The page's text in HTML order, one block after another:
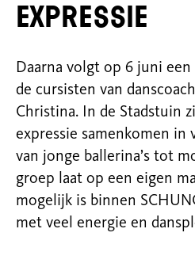
expressie
Daarna volgt op 6 juni een
de cursisten van
Christina. In de Stadstuin
expressie samenkomen in
van jonge ballerina’s tot
groep laat op een eigen
mogelijk is binnen
met veel energie en